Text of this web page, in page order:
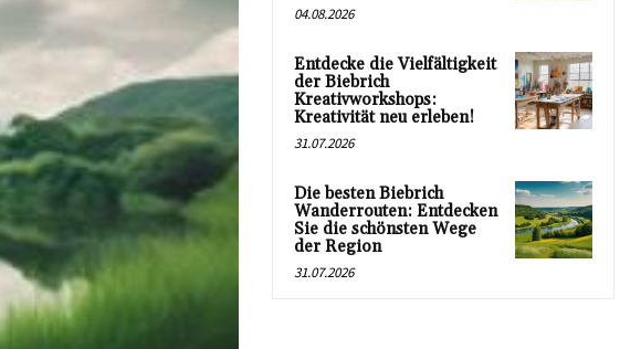
04.08.2026
Entdecke die Vielfältigkeit
der Biebrich
Kreativworkshops:
Kreativität neu erleben!
31.07.2026
Die besten Biebrich
Wanderrouten: Entdecken
Sie die schönsten Wege
der Region
31.07.2026